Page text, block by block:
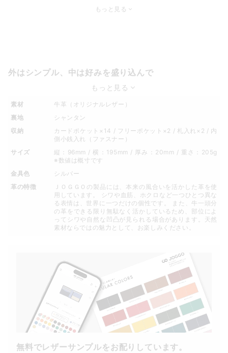
もっと見る
外はシンプル、中は好みを盛り込んで
もっと見る
素材
牛革（オリジナルレザー）
裏地
シャンタン
収納
カードポケット×14 / フリーポケット×2 / 札入れ×2 / 内
側小銭入れ（ファスナー）
サイズ
縦：96mm / 横：195mm / 厚み：20mm / 重さ：205g
※数値は概寸です
金具色
シルバー
革の特徴
ＪＯＧＧＯの製品には、本来の風合いを活かした革を使
用しています。 シワや血筋、ホクロなど一つひとつ異な
る表情は、世界に一つだけの個性です。 また、牛一頭分
の革をできる限り無駄なく活かしているため、部位によ
ってシワや自然な凹凸が見られる場合があります。天然
素材ならではの魅力として、お楽しみください。
無料でレザーサンプルをお配りしています。